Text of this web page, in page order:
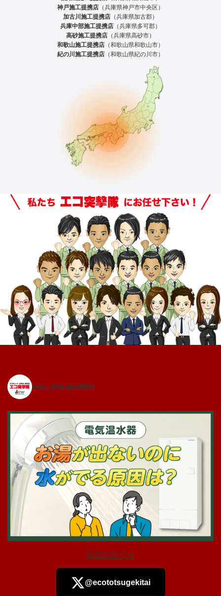
神戸施工提携店 （兵庫県神戸市中央区）
加古川施工提携店 （兵庫県加古郡）
兵庫中部施工提携店 （兵庫県多可郡）
高砂施工提携店 （兵庫県高砂市）
和歌山施工提携店 （和歌山県和歌山市）
紀の川施工提携店 （和歌山県紀の川市）
eco_totsugekitai
株式会社ステイ
@ecototsugekitai